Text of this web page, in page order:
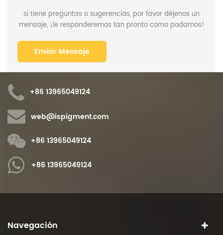
si tiene preguntas o sugerencias, por favor déjenos un
mensaje, ¡le responderemos tan pronto como podamos!
+86 13965049124
web@ispigment.com
+86 13965049124
+86 13965049124
Navegación